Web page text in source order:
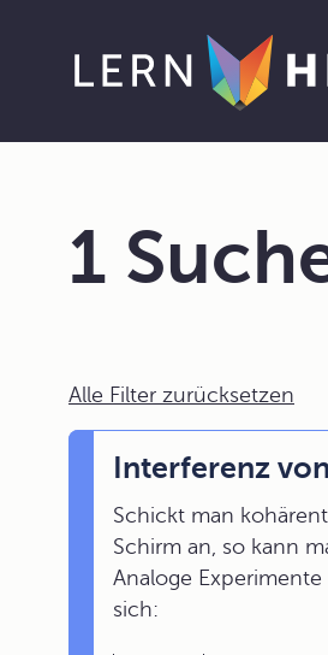
1
Alle Filter zurücksetzen
Interferenz
Schickt man
Schirm an, so kann
Analoge
sich: